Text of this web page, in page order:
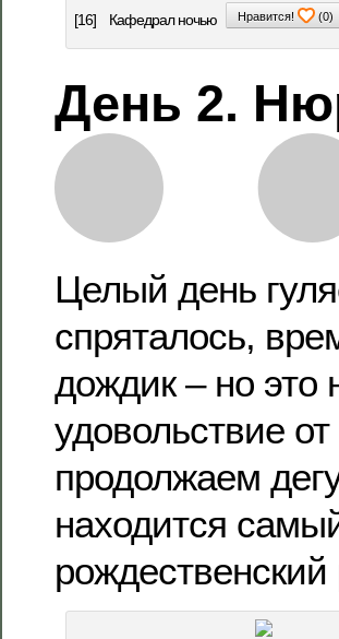
[16] Кафедрал ночью Нравится! (0)
День 2.
Целый день
спряталось,
дождик – но это
удовольствие
продолжаем
находится